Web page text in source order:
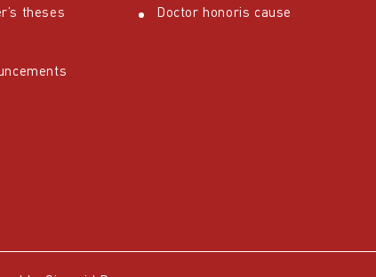
theses
Doctor honoris cause